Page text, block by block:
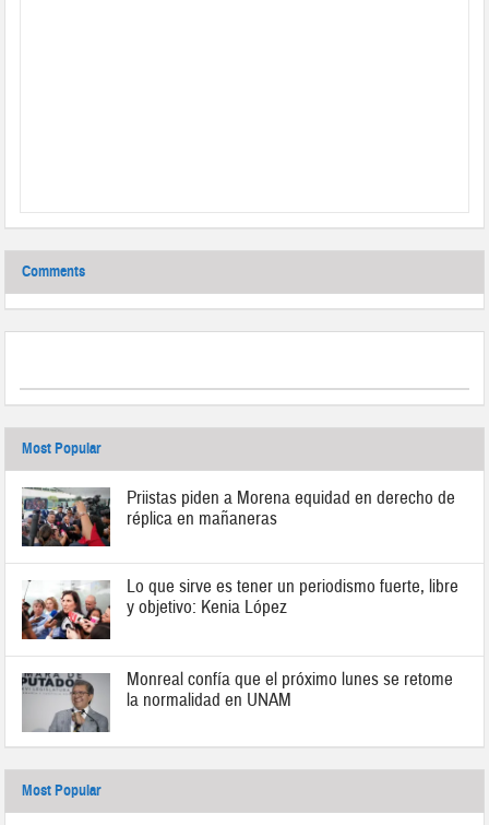
Comments
Most Popular
Priistas piden a Morena equidad en derecho de
réplica en mañaneras
Lo que sirve es tener un periodismo fuerte, libre
y objetivo: Kenia López
Monreal confía que el próximo lunes se retome
la normalidad en UNAM
Most Popular